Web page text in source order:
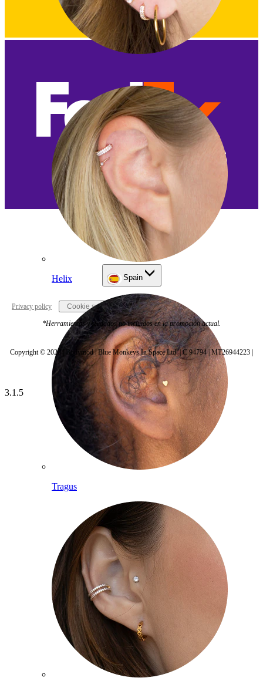
Helix
Tragus
Spain
Privacy policy Cookie settings
*Herramientas y cuidados no incluidos en la promoción actual.
Copyright © 2026 | Bodymod | Blue Monkeys In Space Ltd. | C 94794 | MT26944223 |
3.1.5